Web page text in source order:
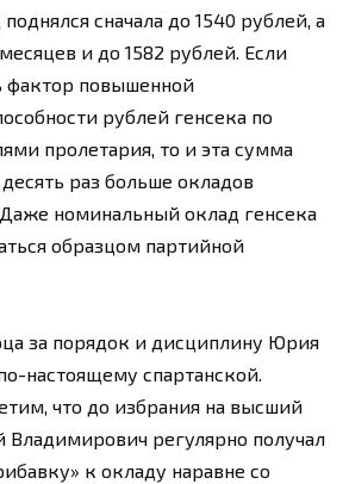
сначала до 1540 рублей, а
и до 1582 рублей. Если
фактор повышенной
рублей генсека по
пролетария, то и эта сумма
раз больше окладов
Даже номинальный оклад генсека
образцом партийной
за порядок и дисциплину Юрия
настоящему спартанской.
что до избрания на высший
регулярно получал
к окладу наравне со